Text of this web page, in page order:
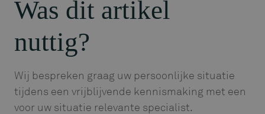
Was dit artikel
nuttig?
Wij bespreken graag uw persoonlijke situatie
tijdens een vrijblijvende kennismaking met een
voor uw situatie relevante specialist.